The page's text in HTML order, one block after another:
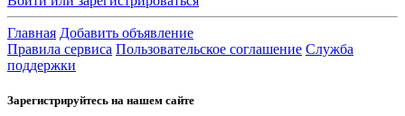
Главная Добавить объявление
Правила сервиса Пользовательское соглашение Служба
поддержки
Зарегистрируйтесь на нашем сайте